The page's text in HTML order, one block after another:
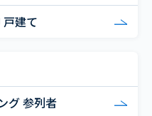
戸建て
グ 参列者